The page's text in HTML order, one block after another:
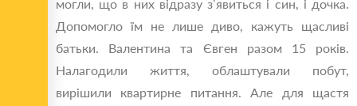
могли, що в них відразу з’явиться і син, і дочка.
Допомогло їм не лише диво, кажуть щасливі
батьки. Валентина та Євген разом 15 років.
Налагодили життя, облаштували побут,
вирішили квартирне питання. Але для щастя